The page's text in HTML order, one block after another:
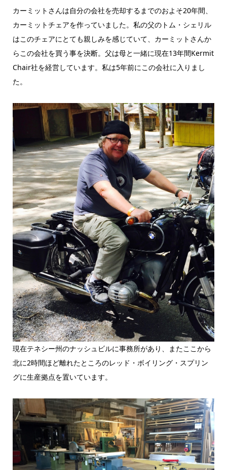
カーミットさんは自分の会社を売却するまでのおよそ20年間、
カーミットチェアを作っていました。私の父のトム・シェリル
はこのチェアにとても親しみを感じていて、カーミットさんか
らこの会社を買う事を決断。父は母と一緒に現在13年間Kermit
Chair社を経営しています。私は5年前にこの会社に入りまし
た。
現在テネシー州のナッシュビルに事務所があり、またここから
北に2時間ほど離れたところのレッド・ボイリング・スプリン
グに生産拠点を置いています。